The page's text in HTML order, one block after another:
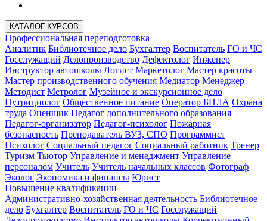
КАТАЛОГ КУРСОВ
Профессиональная переподготовка
Аналитик Библиотечное дело Бухгалтер Воспитатель ГО и ЧС
Госслужащий Делопроизводство Дефектолог Инженер
Инструктор автошколы Логист Маркетолог Мастер красоты
Мастер производственного обучения Медиатор Менеджер
Методист Метролог Музейное и экскурсионное дело
Нутрициолог Общественное питание Оператор БПЛА Охрана
труда Оценщик Педагог дополнительного образования
Педагог-организатор Педагог-психолог Пожарная
безопасность Преподаватель ВУЗ, СПО Программист
Психолог Социальный педагог Социальный работник Тренер
Туризм Тьютор Управление и менеджмент Управление
персоналом Учитель Учитель начальных классов Фотограф
Эколог Экономика и финансы Юрист
Повышение квалификации
Административно-хозяйственная деятельность Библиотечное
дело Бухгалтер Воспитатель ГО и ЧС Госслужащий